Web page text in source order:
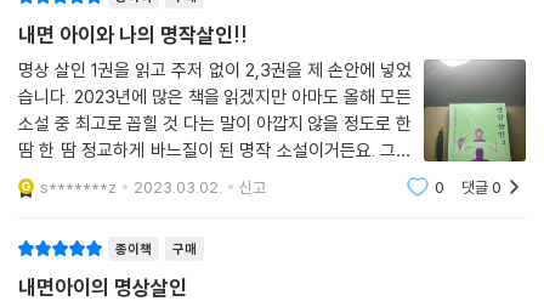
내면 아이와 나의 명작살인!!
명상 살인 1권을 읽고 주저 없이 2,3권을 제 손안에 넣었
습니다. 2023년에 많은 책을 읽겠지만 아마도 올해 모든
소설 중 최고로 꼽힐 것 다는 말이 아깝지 않을 정도로 한
땀 한 땀 정교하게 바느질이 된 명작 소설이거든요. 그리
고 범죄, 추리 소설이라고 정의하기보단 철학, 심리학, 문
학이 함께 내포되어 있는 책이라고 전해드리고 싶습니다.
s*******z 2023.03.02. 신고 0 댓글0
종이책 구매
내면아이의 명상살인